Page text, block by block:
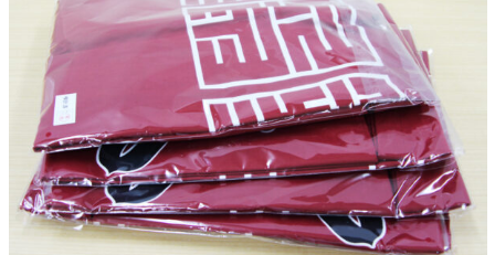
田工房の正規代理店です。現在で
もお祭りの主役として活躍する加
賀獅子。地域の大切な祭りのため
に確かな技術の獅子頭は欠かせま
せん。